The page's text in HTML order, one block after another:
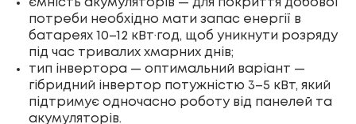
ємність акумуляторів — для покриття добової
потреби необхідно мати запас енергії в
батареях 10–12 кВт·год, щоб уникнути розряду
під час тривалих хмарних днів;
тип інвертора — оптимальний варіант —
гібридний інвертор потужністю 3–5 кВт, який
підтримує одночасно роботу від панелей та
акумуляторів.